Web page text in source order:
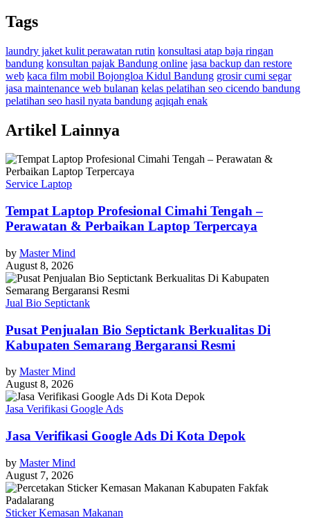
Tags
laundry jaket kulit perawatan rutin konsultasi atap baja ringan
bandung konsultan pajak Bandung online jasa backup dan restore
web kaca film mobil Bojongloa Kidul Bandung grosir cumi segar
jasa maintenance web bulanan kelas pelatihan seo cicendo bandung
pelatihan seo hasil nyata bandung aqiqah enak
Artikel Lainnya
Service Laptop
Tempat Laptop Profesional Cimahi Tengah –
Perawatan & Perbaikan Laptop Terpercaya
by Master Mind
August 8, 2026
Jual Bio Septictank
Pusat Penjualan Bio Septictank Berkualitas Di
Kabupaten Semarang Bergaransi Resmi
by Master Mind
August 8, 2026
Jasa Verifikasi Google Ads
Jasa Verifikasi Google Ads Di Kota Depok
by Master Mind
August 7, 2026
Sticker Kemasan Makanan